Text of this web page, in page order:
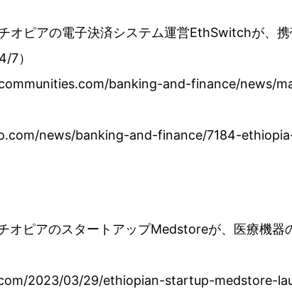
オピアの電子決済システム運営EthSwitchが、
7）
banking-and-finance/
news/banking-and-finance/7184-
オピアのスタートアップMedstoreが、医療機
2023/03/29/ethiopian-startup-medstore-